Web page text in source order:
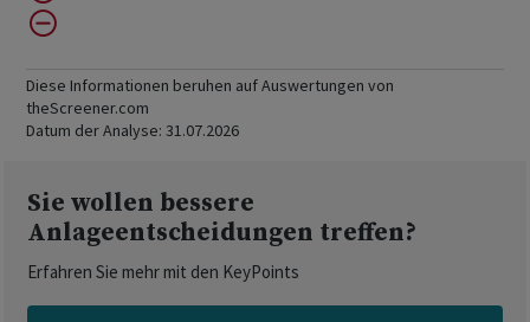
Diese Informationen beruhen auf Auswertungen von
theScreener.com
Datum der Analyse: 31.07.2026
Sie wollen bessere
Anlageentscheidungen treffen?
Erfahren Sie mehr mit den KeyPoints